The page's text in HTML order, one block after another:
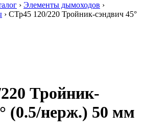
› Элементы дымоходов ›
› СТр45 120/220 Тройник-сэндвич 45°
Тройник-
(0.5/нерж.) 50 мм